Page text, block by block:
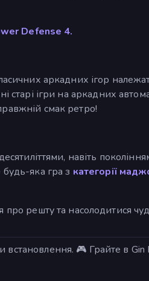
Defense 4.
аркадних ігор
старі ігри на аркадних
смак ретро!
навіть
яка гра з категорії
про решту та насолодитися
🎮 Грайте в Gin